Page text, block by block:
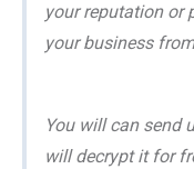
your reputation or
your business
You will can send
will decrypt it for